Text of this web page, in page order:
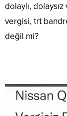
dolaylı,
vergisi, trt
değil mi?